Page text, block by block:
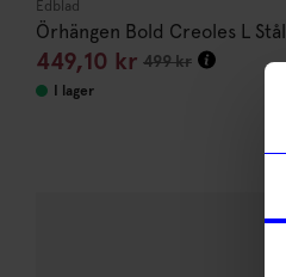
Edblad
Örhängen Bold Creoles L Stål
449,10 kr 499kr
I lager